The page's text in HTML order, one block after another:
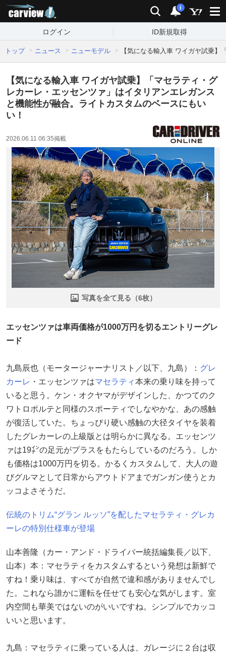
検索 通知
i
ログイン ID新規取得
トップ ニュース ニューモデル 【気になる輸入車 ワイガヤ試乗
【気になる輸入車 ワイガヤ試乗】「マセラティ・グ
レカーレ・エッセンツァ」はイタリアンエレガンス
と機能性が融合。ライトカスタムのベースにもい
い！
2026.06.11 06:35掲載
写真を全て見る（6枚）
エッセンツァは車両価格が1000万円を切るエントリーグレ
ード
九島辰也（モータージャーナリスト／以下、九島）： グレ
カーレ ・エッセンツァはマセラティ本来の乗り味を持って
いると思う。ケン・オクヤマがデザインした、かつてのク
ワトロポルテと同様のスポーティでしなやかな、あの感触
が復活していた。ちょっぴり硬い感触の大径タイヤを装着
したグレカーレの上級版とは明らかに異なる。エッセンツ
ァは19㌅の足元がプラスをもたらしているのだろう。しか
も価格は1000万円を切る。かるくカスタムして、大人の遊
びグルマとして日常からアウトドアまでガンガン使うとカ
ッコよさそうだ。
伝統のトリム“グラン ルッソ”を配したマセラティ・グレカ
ーレの特別仕様車が登場
山本善隆（カー・アンド・ドライバー統括編集長／以下、
山本）本：マセラティをカスタムするという発想は新鮮で
すね！乗り味は、すべてが自然で違和感がありませんでし
た。これなら誰かに運転を任せても安心な気がします。室
内空間も華美ではないのがいいですね。シンプルでカッコ
いいと思います。
九島：マセラティに乗っている人は、ガレージに２台は収